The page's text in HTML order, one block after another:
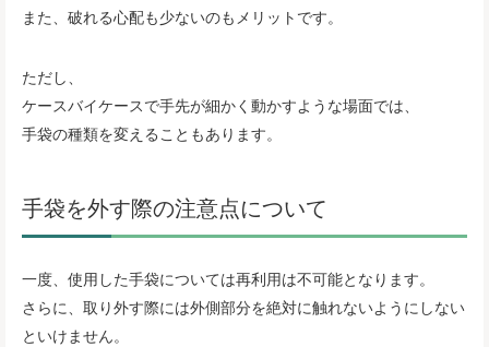
また、破れる心配も少ないのもメリットです。
ただし、
ケースバイケースで手先が細かく動かすような場面では、
手袋の種類を変えることもあります。
手袋を外す際の注意点について
一度、使用した手袋については再利用は不可能となります。
さらに、取り外す際には外側部分を絶対に触れないようにしない
といけません。